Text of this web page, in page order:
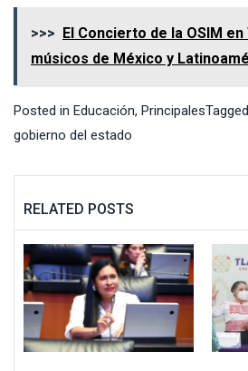
>>> El Concierto de la OSIM
músicos de México y
Posted in Educación, PrincipalesTagged
gobierno del estado
RELATED POSTS